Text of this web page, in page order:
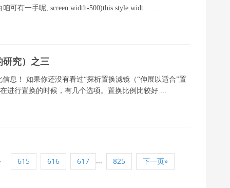
可有一手呢, screen.width-500)this.style.widt ... ...
研究）之三
！ 如果你还没有看过“探析置换滤镜（“伸展以适合”置
进行置换的时候，有几个选项。置换比例比较好 ...
615 616 617 ... 825 下一页»